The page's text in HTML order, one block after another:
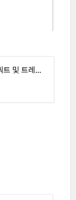
무료 스탁 차트, 스탁 쿼트 및 트레이드 아이디어